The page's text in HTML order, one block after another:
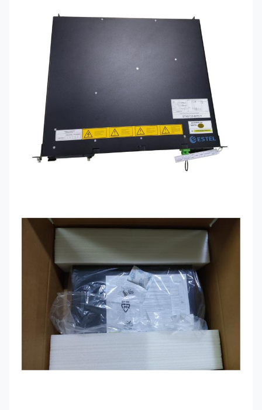
Statusanzeigen
und Temperaturstatus
Überwachungsfunktion
Optional SNMP oder
Fernüberwachung
Installationsmethode
Schrank-, Rack- oder
projektbasierte
Installationsoptionen
Spannung, Strom,